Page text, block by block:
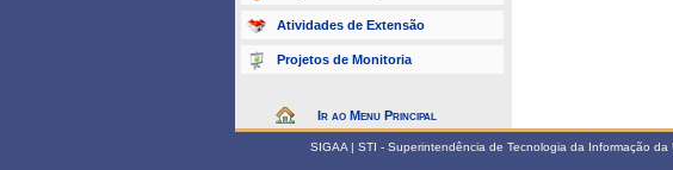
Atividades de Extensão
Projetos de Monitoria
Ir ao Menu Principal
SIGAA | STI - Superintendência de Tecnologia da Informação